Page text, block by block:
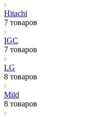
Hitachi
7 товаров
IGC
7 товаров
LG
8 товаров
Mild
8 товаров